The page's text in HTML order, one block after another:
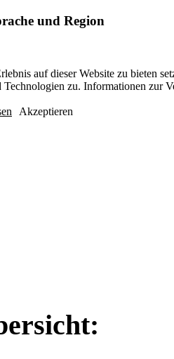
und Region
auf dieser Website zu bieten
zu. Informationen zur
Akzeptieren